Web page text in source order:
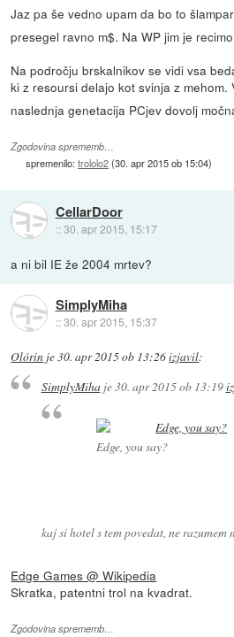
Jaz pa še vedno upam da bo to
presegel ravno m$. Na WP jim je
Na področju brskalnikov se vidi vsa
ki z resoursi delajo kot svinja z mehom.
naslednja genetacija PCjev dovolj
Zgodovina sprememb…
spremenilo:trololo2(30. apr 2015 ob 15:04)
CellarDoor
::30. apr 2015, 15:17
a ni bil IE že 2004 mrtev?
SimplyMiha
::30. apr 2015, 15:37
Olórin je30. apr 2015 ob 13:26izjavil:
SimplyMihaje30. apr 2015 ob 13:19
Edge, you say?
kaj si hotel s tem povedat, ne razumem
Edge Games @ Wikipedia
Skratka, patentni trol na kvadrat.
Zgodovina sprememb…